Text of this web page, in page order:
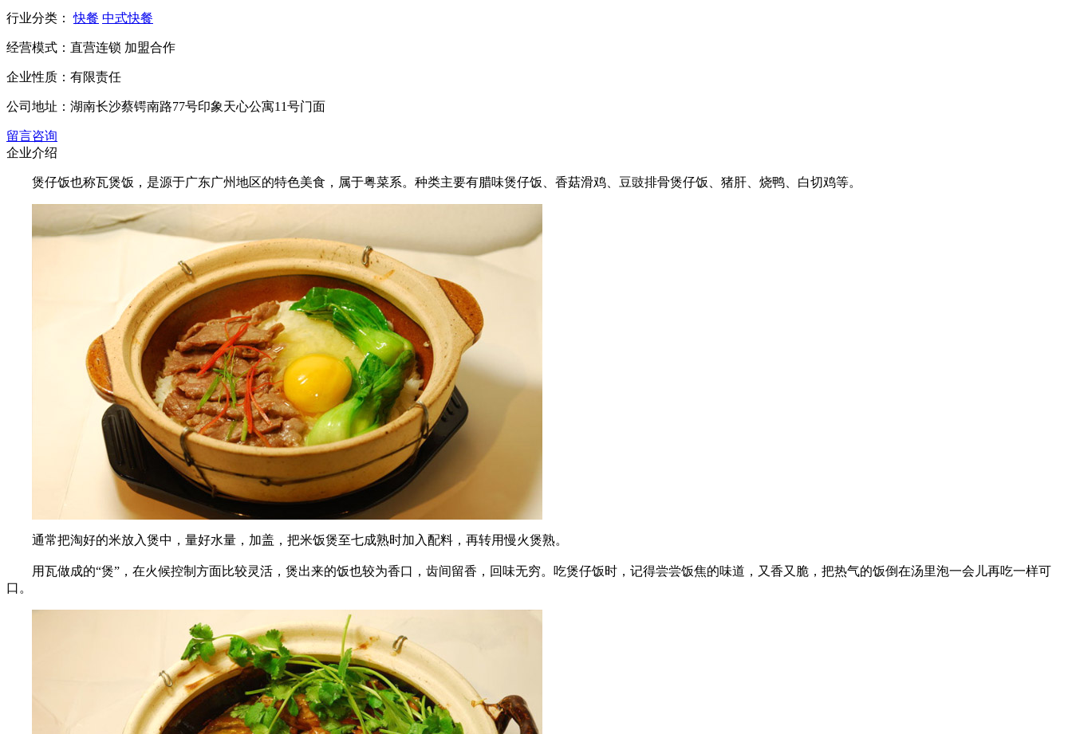
行业分类： 快餐 中式快餐
经营模式： 直营连锁 加盟合作
企业性质： 有限责任
公司地址： 湖南长沙蔡锷南路77号印象天心公寓11号门面
留言咨询
企业介绍
煲仔饭也称瓦煲饭，是源于广东广州地区的特色美食，属于粤菜系。种类主要有腊味煲仔饭、香菇滑鸡、豆豉排骨煲仔饭、猪肝、烧鸭、白切鸡等。
通常把淘好的米放入煲中，量好水量，加盖，把米饭煲至七成熟时加入配料，再转用慢火煲熟。
用瓦做成的“煲”，在火候控制方面比较灵活，煲出来的饭也较为香口，齿间留香，回味无穷。吃煲仔饭时，记得尝尝饭焦的味道，又香又脆，把热气的饭倒在汤里泡一会儿再吃一样可
口。